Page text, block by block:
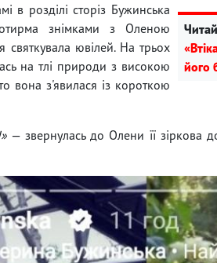
його
в розділі сторіз Бужинська
знімками з Оленою
ювілей. На трьох
на тлі природи з високою
вона з'явилася із короткою
— звернулась до Олени її зіркова